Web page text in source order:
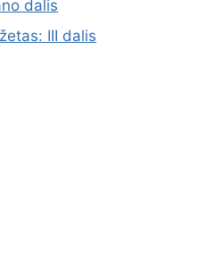
dalis
III dalis